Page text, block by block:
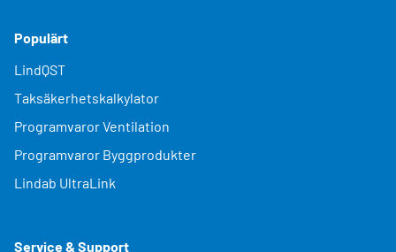
Populärt
LindQST
Taksäkerhetskalkylator
Programvaror Ventilation
Programvaror Byggprodukter
Lindab UltraLink
Service & Support